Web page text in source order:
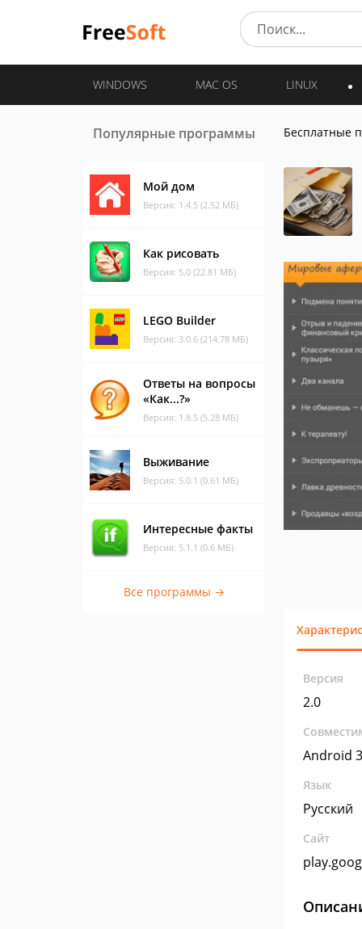
WINDOWS MAC OS LINUX
Популярные программы
Мой дом
Версия: 1.4.5 (2.52 МБ)
Как рисовать
Версия: 5.0 (22.81 МБ)
LEGO Builder
Версия: 3.0.6 (214.78 МБ)
Ответы на вопросы
«Как...?»
Версия: 1.8.5 (5.28 МБ)
Выживание
Версия: 5.0.1 (0.61 МБ)
Интересные факты
Версия: 5.1.1 (0.6 МБ)
Все программы →
Бесплатные
Версия
2.0
Android
Язык
Русский
Сайт